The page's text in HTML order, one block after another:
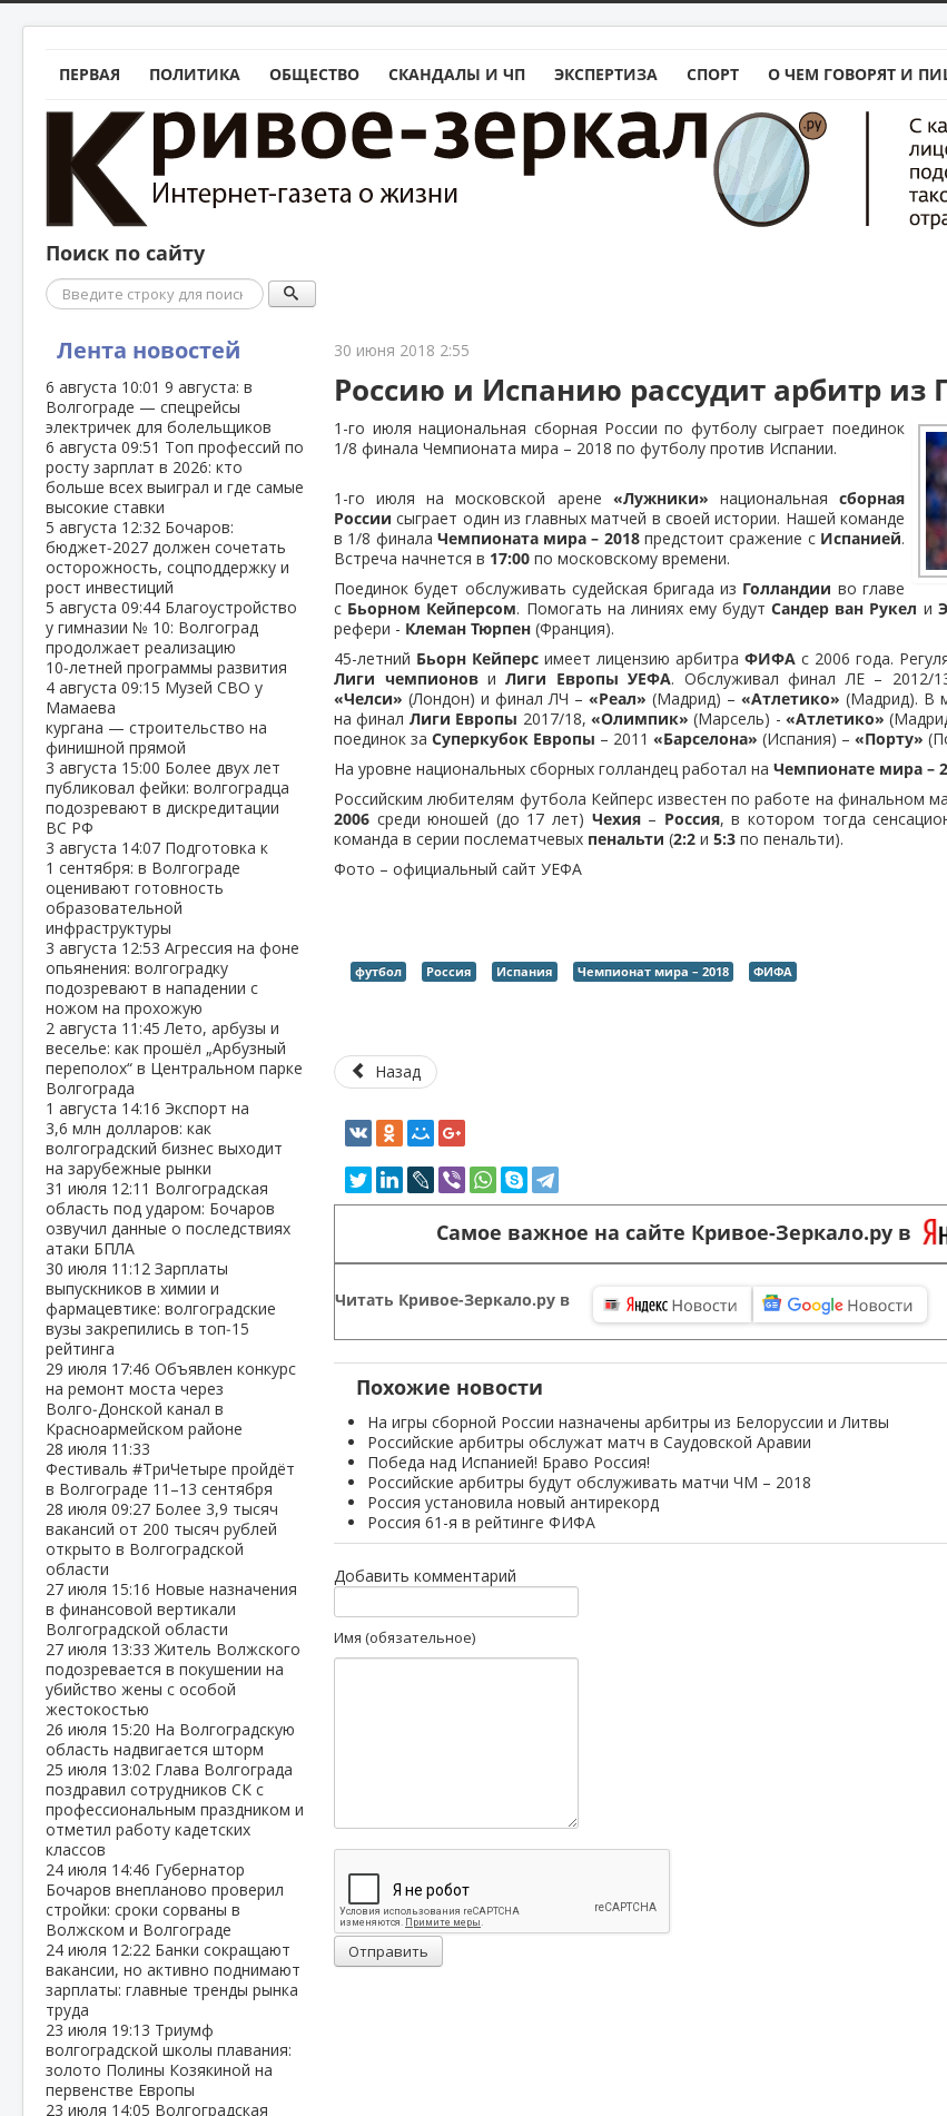
ПЕРВАЯ ПОЛИТИКА ОБЩЕСТВО СКАНДАЛЫ И ЧП ЭКСПЕРТИЗА СПОРТ О ЧЕМ ГОВОРЯТ И
Поиск по сайту
Поиск
Лента новостей
6 августа 10:01 9 августа: в
Волгограде — спецрейсы
электричек для болельщиков
6 августа 09:51 Топ профессий по
росту зарплат в 2026: кто
больше всех выиграл и где самые
высокие ставки
5 августа 12:32 Бочаров:
бюджет‑2027 должен сочетать
осторожность, соцподдержку и
рост инвестиций
5 августа 09:44 Благоустройство
у гимназии № 10: Волгоград
продолжает реализацию
10‑летней программы развития
4 августа 09:15 Музей СВО у
Мамаева
кургана — строительство на
финишной прямой
3 августа 15:00 Более двух лет
публиковал фейки: волгоградца
подозревают в дискредитации
ВС РФ
3 августа 14:07 Подготовка к
1 сентября: в Волгограде
оценивают готовность
образовательной
инфраструктуры
3 августа 12:53 Агрессия на фоне
опьянения: волгоградку
подозревают в нападении с
ножом на прохожую
2 августа 11:45Лето, арбузы и
веселье: как прошёл „Арбузный
переполох“ в Центральном парке
Волгограда
1 августа 14:16 Экспорт на
3,6 млн долларов: как
волгоградский бизнес выходит
на зарубежные рынки
31 июля 12:11 Волгоградская
область под ударом: Бочаров
озвучил данные о последствиях
атаки БПЛА
30 июля 11:12 Зарплаты
выпускников в химии и
фармацевтике: волгоградские
вузы закрепились в топ‑15
рейтинга
29 июля 17:46 Объявлен конкурс
на ремонт моста через
Волго‑Донской канал в
Красноармейском районе
28 июля 11:33
Фестиваль #ТриЧетыре пройдёт
в Волгограде 11–13 сентября
28 июля 09:27 Более 3,9 тысяч
вакансий от 200 тысяч рублей
открыто в Волгоградской
области
27 июля 15:16 Новые назначения
в финансовой вертикали
Волгоградской области
27 июля 13:33Житель Волжского
подозревается в покушении на
убийство жены с особой
жестокостью
26 июля 15:20 На Волгоградскую
область надвигается шторм
25 июля 13:02 Глава Волгограда
поздравил сотрудников СК с
профессиональным праздником и
отметил работу кадетских
классов
24 июля 14:46 Губернатор
Бочаров внепланово проверил
стройки: сроки сорваны в
Волжском и Волгограде
24 июля 12:22 Банки сокращают
вакансии, но активно поднимают
зарплаты: главные тренды рынка
труда
23 июля 19:13 Триумф
волгоградской школы плавания:
золото Полины Козякиной на
первенстве Европы
23 июля 14:05 Волгоградская
30 июня 2018 2:55
Россию и Испанию рассудит арбитр из
1-го июля национальная сборная России по футболу сыграет поединок
1/8 финала Чемпионата мира – 2018 по футболу против Испании.
1-го июля на московской арене «Лужники» национальная сборная
России сыграет один из главных матчей в своей истории. Нашей команде
в 1/8 финала Чемпионата мира – 2018предстоит сражение с Испанией.
Встреча начнется в 17:00 по московскому времени.
Поединок будет обслуживать судейская бригада из Голландии во главе
с Бьорном Кейперсом. Помогать на линиях ему будутСандер ван Рукел и
рефери - Клеман Тюрпен (Франция).
45-летний Бьорн Кейперс имеет лицензию арбитра ФИФАс 2006 года.
Лиги чемпионовиЛиги Европы УЕФА. Обслуживал финал ЛЕ – 2012/
«Челси» (Лондон) и финал ЛЧ –«Реал» (Мадрид) – «Атлетико» (Мадрид). В
на финал Лиги Европы 2017/18, «Олимпик» (Марсель) -«Атлетико»
поединок заСуперкубок Европы – 2011«Барселона» (Испания) –«Порту»
На уровне национальных сборных голландец работал наЧемпионате мира –
Российским любителям футбола Кейперс известен по работе на финальном
2006 среди юношей (до 17 лет) Чехия– Россия, в котором тогда
команда в серии послематчевых пенальти (2:2 и5:3 по пенальти).
Фото – официальный сайт УЕФА
футбол Россия Испания Чемпионат мира – 2018 ФИФА
Назад
Самое важное на сайте Кривое-Зеркало.ру в
Читать Кривое-Зеркало.ру в
Похожие новости
На игры сборной России назначены арбитры из Белоруссии и Литвы
Российские арбитры обслужат матч в Саудовской Аравии
Победа над Испанией! Браво Россия!
Российские арбитры будут обслуживать матчи ЧМ – 2018
Россия установила новый антирекорд
Россия 61-я в рейтинге ФИФА
Добавить комментарий
Имя (обязательное)
Отправить